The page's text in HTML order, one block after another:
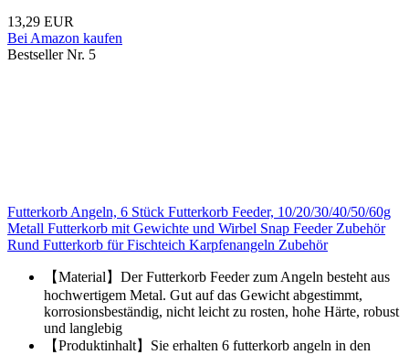
13,29 EUR
Bei Amazon kaufen
Bestseller Nr. 5
Futterkorb Angeln, 6 Stück Futterkorb Feeder, 10/20/30/40/50/60g
Metall Futterkorb mit Gewichte und Wirbel Snap Feeder Zubehör
Rund Futterkorb für Fischteich Karpfenangeln Zubehör
【Material】Der Futterkorb Feeder zum Angeln besteht aus
hochwertigem Metal. Gut auf das Gewicht abgestimmt,
korrosionsbeständig, nicht leicht zu rosten, hohe Härte, robust
und langlebig
【Produktinhalt】Sie erhalten 6 futterkorb angeln in den